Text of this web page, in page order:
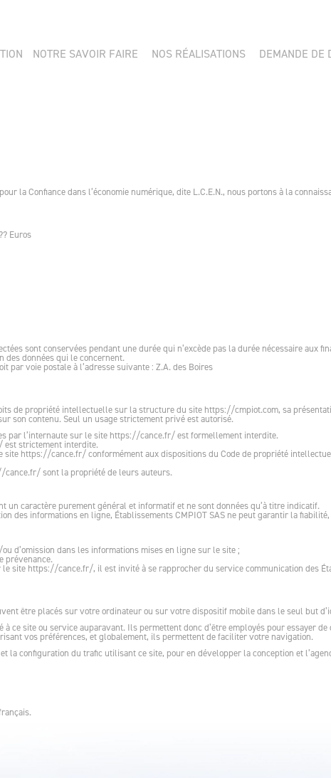
NOTRE SAVOIR FAIRE NOS RÉALISATIONS DEMANDE DE
la Confiance dans l’économie numérique, dite L.C.E.N., nous portons à la
Euros
sont conservées pendant une durée qui n’excède pas la durée nécessaire aux
des données qui le concernent.
par voie postale à l’adresse suivante : Z.A. des Boires
de propriété intellectuelle sur la structure du site https://cmpiot.com, sa
son contenu. Seul un usage strictement privé est autorisé.
par l’internaute sur le site https://cance.fr/ est formellement interdite.
est strictement interdite.
https://cance.fr/ conformément aux dispositions du Code de propriété
cance.fr/ sont la propriété de leurs auteurs.
caractère purement général et informatif et ne sont données qu’à titre indicatif.
des informations en ligne, Établissements CMPIOT SAS ne peut garantir la
d’omission dans les informations mises en ligne sur le site ;
prévenance.
site https://cance.fr/, il est invité à se rapprocher du service communication des
être placés sur votre ordinateur ou sur votre dispositif mobile dans le seul but
ce site ou service auparavant. Ils permettent donc d’être employés pour essayer
vos préférences, et globalement, ils permettent de faciliter votre navigation.
configuration du trafic utilisant ce site, pour en développer la conception et